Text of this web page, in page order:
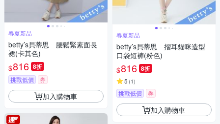
春夏新品
betty’s貝蒂思 腰鬆緊素面長
裙(卡其色)
$816 8折
挑戰低價 券
加入購物車
春夏新品
betty’s貝蒂思 摺耳貓咪造型
口袋短褲(粉色)
$816 8折
5 (1)
挑戰低價 券
加入購物車